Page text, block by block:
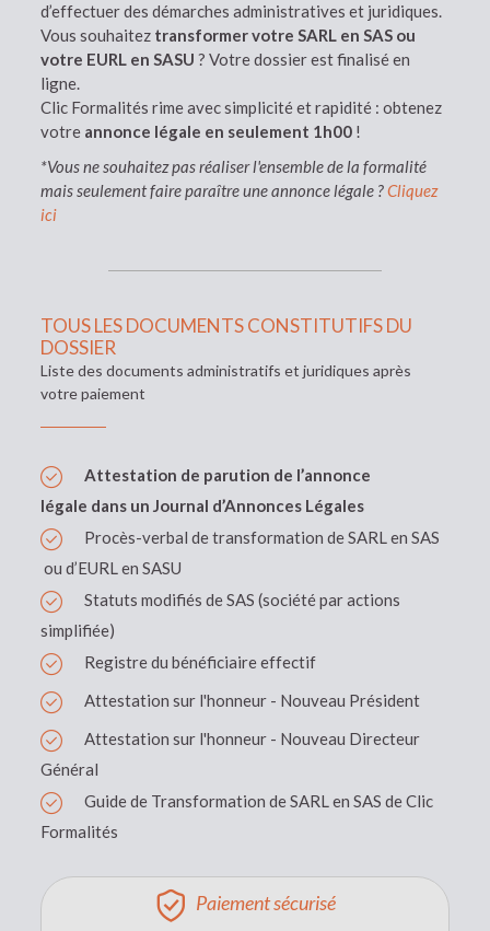
d’effectuer des démarches administratives et juridiques.
Vous souhaitez transformer votre SARL en SAS ou
votre EURL en SASU ? Votre dossier est finalisé en
ligne.
Clic Formalités rime avec simplicité et rapidité : obtenez
votre annonce légale en seulement 1h00 !
*Vous ne souhaitez pas réaliser l'ensemble de la formalité
mais seulement faire paraître une annonce légale ?Cliquez
ici
TOUS LES DOCUMENTS CONSTITUTIFS DU
DOSSIER
Liste des documents administratifs et juridiques après
votre paiement
Attestation de parution de l’annonce
légale dans un Journal d’Annonces Légales
Procès-verbal de transformation de SARL en SAS
ou d’EURL en SASU
Statuts modifiés de SAS (société par actions
simplifiée)
Registre du bénéficiaire effectif
Attestation sur l'honneur - Nouveau Président
Attestation sur l'honneur - Nouveau Directeur
Général
Guide de Transformation de SARL en SAS de Clic
Formalités
Paiement sécurisé